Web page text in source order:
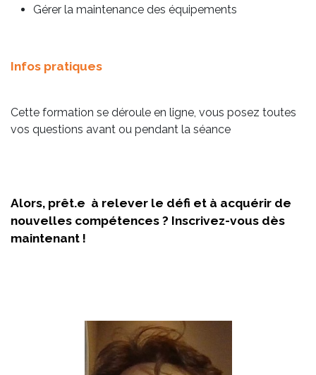
Gérer la maintenance des équipements
Infos pratiques
Cette formation se déroule en ligne, vous posez toutes
vos questions avant ou pendant la séance
Alors, prêt.e à relever le défi et à acquérir de
nouvelles compétences ? Inscrivez-vous dès
maintenant !